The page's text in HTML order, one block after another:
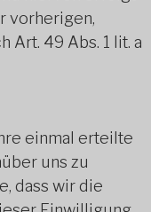
vorherigen,
Art. 49 Abs. 1 lit. a
einmal erteilte
uns zu
dass wir die